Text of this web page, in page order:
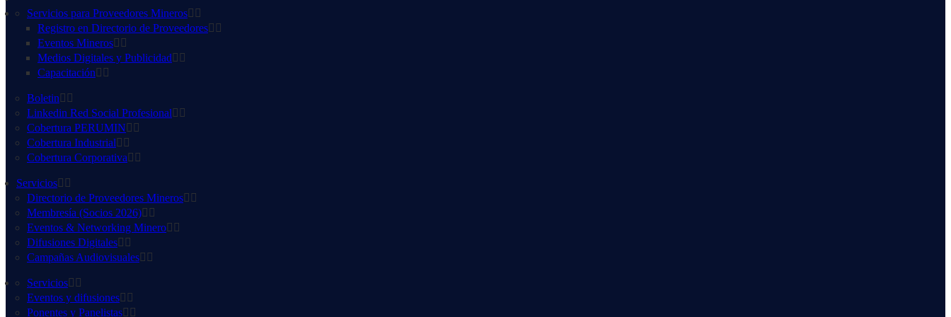
Servicios para Proveedores Mineros
Registro en Directorio de Proveedores
Eventos Mineros
Medios Digitales y Publicidad
Capacitación
Boletin
Linkedin Red Social Profesional
Cobertura PERUMIN
Cobertura Industrial
Cobertura Corporativa
Servicios
Directorio de Proveedores Mineros
Membresía (Socios 2026)
Eventos & Networking Minero
Difusiones Digitales
Campañas Audiovisuales
Servicios
Eventos y difusiones
Ponentes y Panelistas